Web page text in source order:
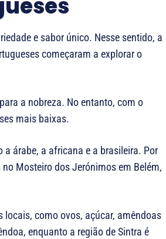
e sabor único. Nesse sentido, a
começaram a explorar o
a nobreza. No entanto, com o
mais baixas.
árabe, a africana e a brasileira. Por
Mosteiro dos Jerónimos em Belém,
como ovos, açúcar, amêndoas
enquanto a região de Sintra é